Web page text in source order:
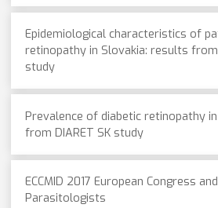
Epidemiological characteristics of
retinopathy in Slovakia: results from
study
Prevalence of diabetic retinopathy
from DIARET SK study
ECCMID 2017 European Congress
Parasitologists